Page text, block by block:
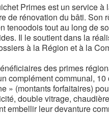
Primes est un service
de rénovation du bâti. Son
tenoodois tout au long de
Il le soutient dans la
à la Région et à la
des primes
complément communal,
» (montants forfaitaires)
double vitrage,
embellir leur devanture